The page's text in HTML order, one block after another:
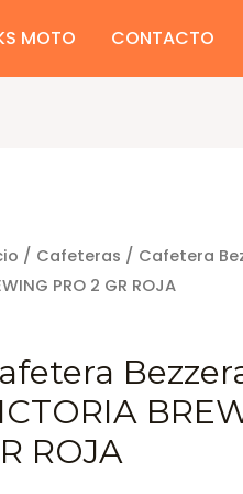
MOTO CONTACTO
/ Cafeteras / Cafetera
PRO 2 GR ROJA
ROJA